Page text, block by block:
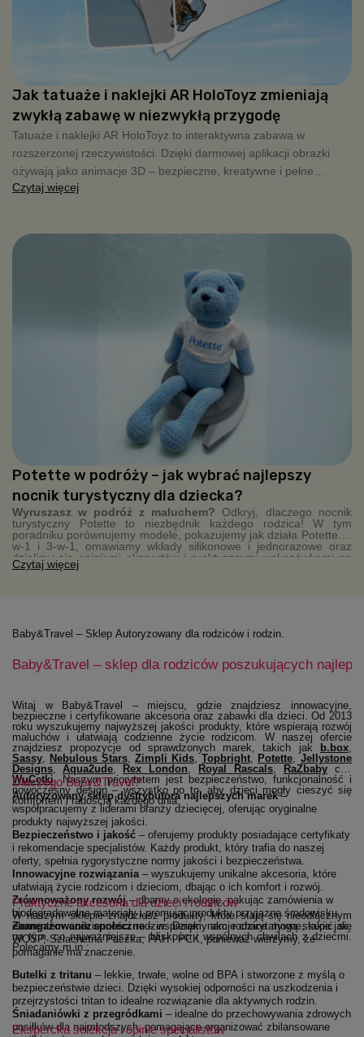
Jak tatuaże i naklejki AR HoloToyz zmieniają
zwykłą zabawę w niezwykłą przygodę
Tatuaże i naklejki AR HoloToyz to interaktywna zabawa w
rozszerzonej rzeczywistości. Dzięki darmowej aplikacji obrazki
ożywają jako animacje 3D – bezpieczne, kreatywne i pełne
radości dla dzieci.
Czytaj więcej
Potette w podróży – jak wybrać najlepszy
nocnik turystyczny dla dziecka?
Wyruszasz w podróż z maluchem? Odkryj, dlaczego nocnik
turystyczny Potette to niezbędnik każdego rodzica! W tym
poradniku porównujemy modele, pokazujemy jak działa Potette 2-
w-1 i 3-w-1, omawiamy wkłady silikonowe i jednorazowe oraz
dzielimy się opiniami ekspertów i praktycznymi wskazówkami na
wyjazdy. Kompaktowy, higieniczny, zawsze pod ręką – Potette
Czytaj więcej
Baby&Travel – Sklep Autoryzowany dla rodziców i rodzin.
Baby&Travel – sklep dla rodziców poszukujących
Witaj w Baby&Travel – miejscu, gdzie znajdziesz innowacyjne,
bezpieczne i certyfikowane akcesoria oraz zabawki dla dzieci. Od 2013
roku wyszukujemy najwyższej jakości produkty, które wspierają rozwój
maluchów i ułatwiają codzienne życie rodzicom. W naszej ofercie
znajdziesz propozycje od sprawdzonych marek, takich jak
b.box,
Sassy(otwiera się w nowym oknie)
, Nebulous Stars(otwiera się w nowym oknie)
, Zimpli Kids(otwiera się w nowym oknie)
, Topbright(otwiera się w nowym
, Potette(otwiera się
, Jellystone
Designs(otwiera się w nowym oknie)
, Aqua2ude(otwiera się w nowym oknie)
, Rex London (otwiera się w nowym oknie)
, Royal Rascals(otwiera się w
, RaZbaby czy
WuCetki(otwiera się w nowym oknie)
. Naszym priorytetem jest bezpieczeństwo, funkcjonalność i
nowoczesny design – wszystko po to, aby dzieci mogły cieszyć się
komfortem i radością każdego dnia.
Dlaczego Baby&Travel?
Autoryzowany sklep dystrybutora najlepszych marek–
współpracujemy z liderami branży dziecięcej, oferując oryginalne
produkty najwyższej jakości.
Bezpieczeństwo i jakość – oferujemy produkty posiadające certyfikaty
i rekomendacje specjalistów. Każdy produkt, który trafia do naszej
oferty, spełnia rygorystyczne normy jakości i bezpieczeństwa.
Innowacyjne rozwiązania– wyszukujemy unikalne akcesoria, które
ułatwiają życie rodzicom i dzieciom, dbając o ich komfort i rozwój.
Zrównoważony rozwój– dbamy o ekologię, pakując zamówienia w
biodegradowalne materiały i promując produkty przyjazne środowisku.
Zaangażowanie społeczne– wspieramy akcje charytatywne, takie jak
WOŚP, Szlachetna Paczka, PAH i PCK, ponieważ wierzymy, że
pomaganie ma znaczenie.
Praktyczne akcesoria dla dzieci i rodziców
W naszym sklepie znajdziesz produkty, które stają się nieodłącznym
elementem codzienności rodzin. Dzięki nam rodzice mogą skupić się
na tym, co najważniejsze – bliskości i wspólnych chwilach z dziećmi.
Polecamy m.in.:
Butelki z tritanu – lekkie, trwałe, wolne od BPA i stworzone z myślą o
bezpieczeństwie dzieci. Dzięki wysokiej odporności na uszkodzenia i
przejrzystości tritan to idealne rozwiązanie dla aktywnych rodzin.
Śniadaniówki z przegródkami – idealne do przechowywania zdrowych
posiłków dla najmłodszych, pomagające organizować zbilansowane
Ekspercka selekcja i opinie specjalistów